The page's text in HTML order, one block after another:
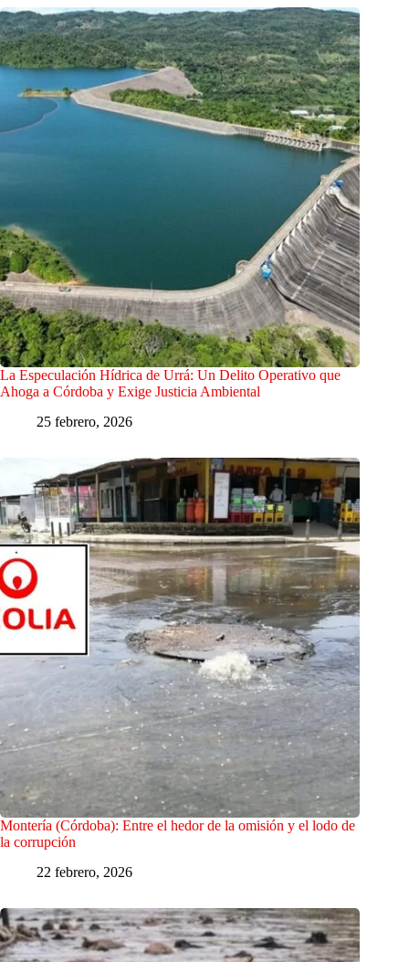
La Especulación Hídrica de Urrá: Un Delito Operativo que
Ahoga a Córdoba y Exige Justicia Ambiental
25 febrero, 2026
Montería (Córdoba): Entre el hedor de la omisión y el lodo de
la corrupción
22 febrero, 2026